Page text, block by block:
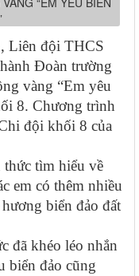
Liên đội THCS
Đoàn trường
vàng “Em yêu
8. Chương trình
đội khối 8 của
thức tìm hiểu về
em có thêm nhiều
biển đảo đất
đã khéo léo nhắn
biển đảo cũng